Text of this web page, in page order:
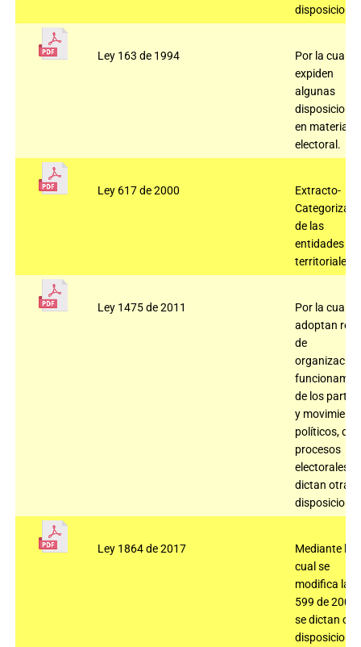
Ley 163 de 1994
Por la cual se
expiden
algunas
en materia
electoral.
Ley 617 de 2000
Extracto-
de las
entidades
territoriales.
Ley 1475 de 2011
Por la cual se
adoptan
de
de los
y
políticos, de
procesos
electorales y
dictan otras
Ley 1864 de 2017
Mediante la
cual se
modifica la
599 de 2000
se dictan